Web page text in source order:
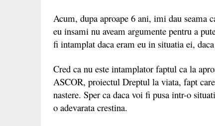
Acum, dupa aproape 6 ani, imi dau seama
eu insami nu aveam argumente pentru a
fi intamplat daca eram eu in situatia ei,
Cred ca nu este intamplator faptul ca la
ASCOR, proiectul Dreptul la viata, fapt
nastere. Sper ca daca voi fi pusa intr-o
o adevarata crestina.